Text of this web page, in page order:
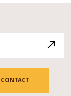
CONTACT